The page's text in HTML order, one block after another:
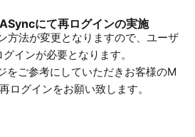
にて再ログインの実施
方法が変更となりますので、ユーザ
インが必要となります。
をご参考にしていただきお客様のM
ログインをお願い致します。